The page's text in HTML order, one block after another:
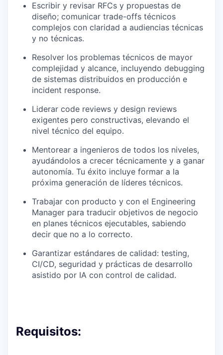
Escribir y revisar RFCs y propuestas de
diseño; comunicar trade-offs técnicos
complejos con claridad a audiencias técnicas
y no técnicas.
Resolver los problemas técnicos de mayor
complejidad y alcance, incluyendo debugging
de sistemas distribuidos en producción e
incident response.
Liderar code reviews y design reviews
exigentes pero constructivas, elevando el
nivel técnico del equipo.
Mentorear a ingenieros de todos los niveles,
ayudándolos a crecer técnicamente y a ganar
autonomía. Tu éxito incluye formar a la
próxima generación de líderes técnicos.
Trabajar con producto y con el Engineering
Manager para traducir objetivos de negocio
en planes técnicos ejecutables, sabiendo
decir que no a lo correcto.
Garantizar estándares de calidad: testing,
CI/CD, seguridad y prácticas de desarrollo
asistido por IA con control de calidad.
Requisitos: